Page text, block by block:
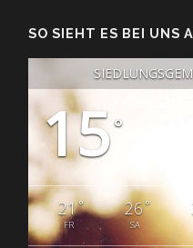
SO SIEHT ES BEI UNS
15°
21°
FR
26°
SA